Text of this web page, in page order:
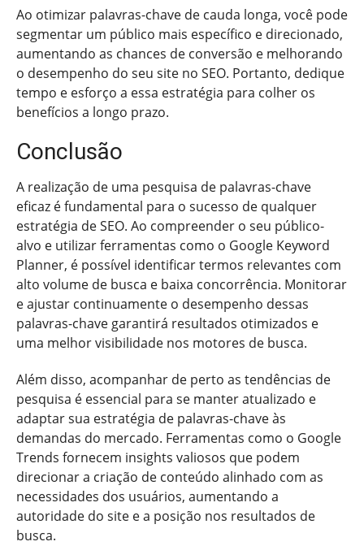
Ao otimizar palavras-chave de cauda longa, você pode
segmentar um público mais específico e direcionado,
aumentando as chances de conversão e melhorando
o desempenho do seu site no SEO. Portanto, dedique
tempo e esforço a essa estratégia para colher os
benefícios a longo prazo.
Conclusão
A realização de uma pesquisa de palavras-chave
eficaz é fundamental para o sucesso de qualquer
estratégia de SEO. Ao compreender o seu público-
alvo e utilizar ferramentas como o Google Keyword
Planner, é possível identificar termos relevantes com
alto volume de busca e baixa concorrência. Monitorar
e ajustar continuamente o desempenho dessas
palavras-chave garantirá resultados otimizados e
uma melhor visibilidade nos motores de busca.
Além disso, acompanhar de perto as tendências de
pesquisa é essencial para se manter atualizado e
adaptar sua estratégia de palavras-chave às
demandas do mercado. Ferramentas como o Google
Trends fornecem insights valiosos que podem
direcionar a criação de conteúdo alinhado com as
necessidades dos usuários, aumentando a
autoridade do site e a posição nos resultados de
busca.